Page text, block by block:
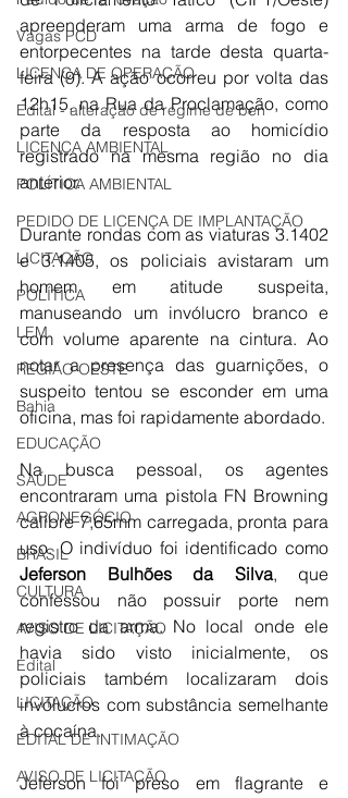
Vagas PCD
LICENÇA DE OPERAÇÃO
Edital - alteração de regime de ben
LICENÇA AMBIENTAL
POLÍTICA AMBIENTAL
PEDIDO DE LICENÇA DE IMPLANTAÇÃO
LICITAÇÃO
POLÍTICA
LEM
REGIÃO OESTE
Bahia
EDUCAÇÃO
SAÚDE
AGRONEGÓCIO
BRASIL
CULTURA
AVISO DE LICITAÇÃO
Edital
LICITAÇÃO
EDITAL DE INTIMAÇÃO
AVISO DE LICITAÇÃO
apreenderam uma arma de fogo e
entorpecentes na tarde desta quarta-
feira (9). A ação ocorreu por volta das
12h15, na Rua da Proclamação, como
parte da resposta ao homicídio
registrado na mesma região no dia
anterior.
Durante rondas com as viaturas 3.1402
e 3.1405, os policiais avistaram um
homem em atitude suspeita,
manuseando um invólucro branco e
com volume aparente na cintura. Ao
notar a presença das guarnições, o
suspeito tentou se esconder em uma
oficina, mas foi rapidamente abordado.
Na busca pessoal, os agentes
encontraram uma pistola FN Browning
calibre 7,65mm carregada, pronta para
Jeferson Bulhões da Silva, que
confessou não possuir porte nem
registro da arma. No local onde ele
havia sido visto inicialmente, os
policiais também localizaram dois
invólucros com substância semelhante
à cocaína.
Jeferson foi preso em flagrante e